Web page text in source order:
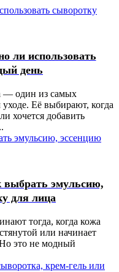
ли использовать
день
— один из самых
Её выбирают, когда
хочется добавить
выбрать эмульсию,
для лица
тогда, когда кожа
или начинает
это не модный